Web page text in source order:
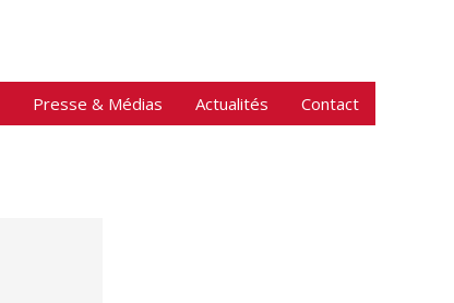
Presse & Médias Actualités Contact